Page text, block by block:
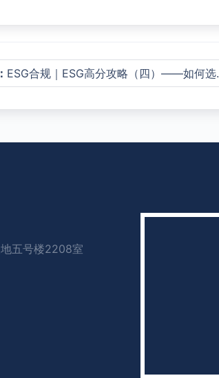
ESG合规｜ESG高分攻略（四）——如何选择合适的提分措施？
五号楼2208室